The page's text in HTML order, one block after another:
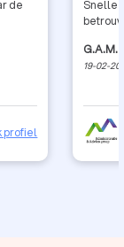
de
profiel
Snelle
G.A.M.
19-02-